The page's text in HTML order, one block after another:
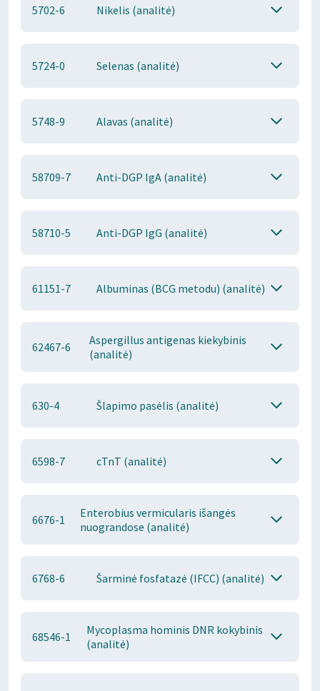
5702-6 Nikelis (analitė)
5724-0 Selenas (analitė)
5748-9 Alavas (analitė)
58709-7 Anti-DGP IgA (analitė)
58710-5 Anti-DGP IgG (analitė)
61151-7 Albuminas (BCG metodu) (analitė)
62467-6
Aspergillus antigenas kiekybinis
(analitė)
630-4 Šlapimo pasėlis (analitė)
6598-7 cTnT (analitė)
6676-1
Enterobius vermicularis išangės
nuograndose (analitė)
6768-6 Šarminė fosfatazė (IFCC) (analitė)
68546-1
Mycoplasma hominis DNR kokybinis
(analitė)